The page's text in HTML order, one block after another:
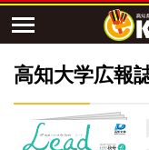
高知大学広報